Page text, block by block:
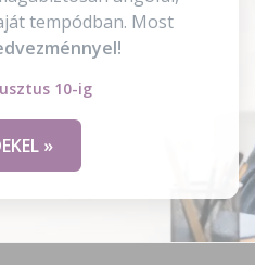
tempódban. Most
10-ig
»